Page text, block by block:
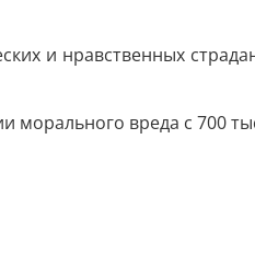
и нравственных
морального вреда с 700